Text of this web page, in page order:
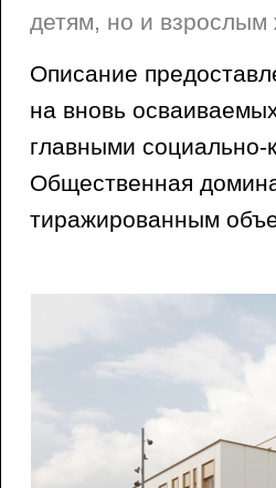
детям, но и взрослым
Описание
на вновь
главными социально-
Общественная
тиражированным